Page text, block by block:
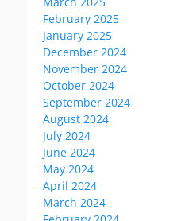
February 2025
January 2025
December 2024
November 2024
October 2024
September 2024
August 2024
July 2024
June 2024
May 2024
April 2024
March 2024